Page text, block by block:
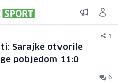
1
Sarajke otvorile
pobjedom 11:0
6